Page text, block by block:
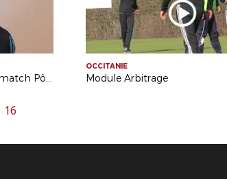
Réactions des joueurs lors du match Pôle Espoir - OM
OCCITANIE
Module Arbitrage
16